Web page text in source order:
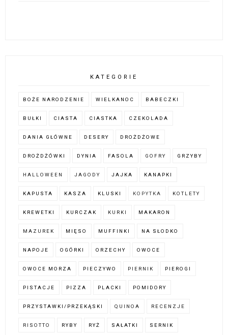
KATEGORIE
BOŻE NARODZENIE WIELKANOC BABECZKI
BUŁKI CIASTA CIASTKA CZEKOLADA
DANIA GŁÓWNE DESERY DROŻDŻOWE
DROŻDŻÓWKI DYNIA FASOLA GOFRY GRZYBY
HALLOWEEN JAGODY JAJKA KANAPKI
KAPUSTA KASZA KLUSKI KOPYTKA KOTLETY
KREWETKI KURCZAK KURKI MAKARON
MAZUREK MIĘSO MUFFINKI NA SŁODKO
NAPOJE OGÓRKI ORZECHY OWOCE
OWOCE MORZA PIECZYWO PIERNIK PIEROGI
PISTACJE PIZZA PLACKI POMIDORY
PRZYSTAWKI/PRZEKĄSKI QUINOA RECENZJE
RISOTTO RYBY RYŻ SAŁATKI SERNIK